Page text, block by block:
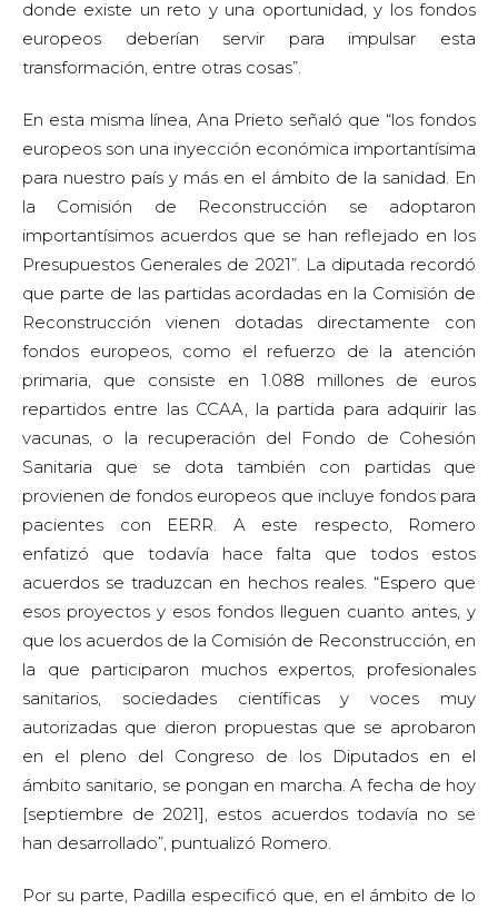
donde existe un reto y una oportunidad, y los fondos
europeos deberían servir para impulsar esta
transformación, entre otras cosas”.
En esta misma línea, Ana Prieto señaló que “los fondos
europeos son una inyección económica importantísima
para nuestro país y más en el ámbito de la sanidad. En
la Comisión de Reconstrucción se adoptaron
importantísimos acuerdos que se han reflejado en los
Presupuestos Generales de 2021”. La diputada recordó
que parte de las partidas acordadas en la Comisión de
Reconstrucción vienen dotadas directamente con
fondos europeos, como el refuerzo de la atención
primaria, que consiste en 1.088 millones de euros
repartidos entre las CCAA, la partida para adquirir las
vacunas, o la recuperación del Fondo de Cohesión
Sanitaria que se dota también con partidas que
provienen de fondos europeos que incluye fondos para
pacientes con EERR. A este respecto, Romero
enfatizó que todavía hace falta que todos estos
acuerdos se traduzcan en hechos reales. “Espero que
esos proyectos y esos fondos lleguen cuanto antes, y
que los acuerdos de la Comisión de Reconstrucción, en
la que participaron muchos expertos, profesionales
sanitarios, sociedades científicas y voces muy
autorizadas que dieron propuestas que se aprobaron
en el pleno del Congreso de los Diputados en el
ámbito sanitario, se pongan en marcha. A fecha de hoy
[septiembre de 2021], estos acuerdos todavía no se
han desarrollado”, puntualizó Romero.
Por su parte, Padilla especificó que, en el ámbito de lo